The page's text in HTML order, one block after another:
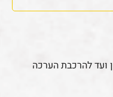
ועד להרכבת הערכה